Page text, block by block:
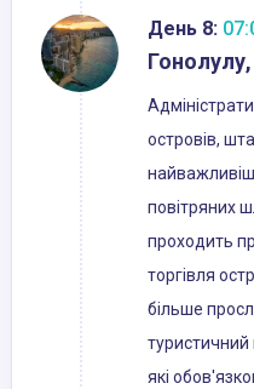
День 8:
Гонолулу,
островів,
повітряних
проходить
торгівля
більше
туристичний
які